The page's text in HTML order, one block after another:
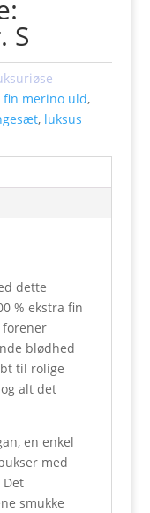
S
fin merino uld,
, luksus
dette
% ekstra fin
blødhed
til rolige
alt det
en enkel
med
smukke